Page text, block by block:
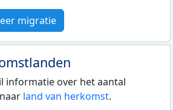
migratie
informatie over het aantal
land van herkomst.